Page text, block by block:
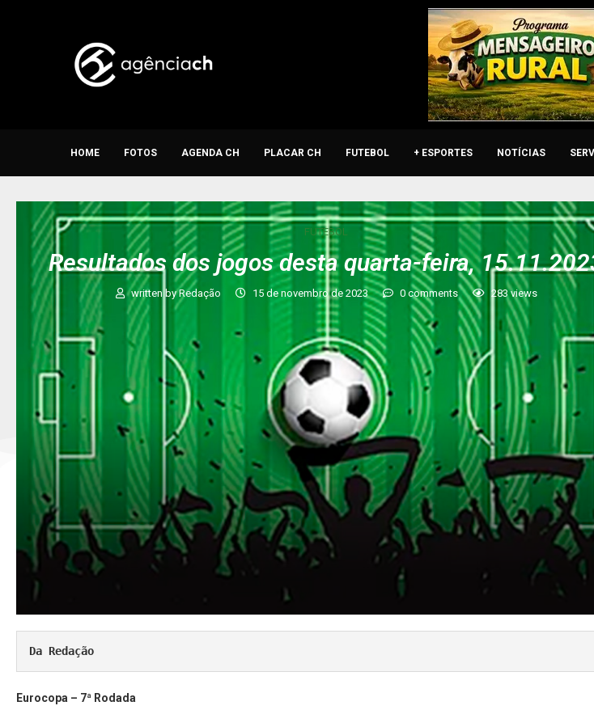
HOME FOTOS AGENDA CH PLACAR CH FUTEBOL + ESPORTES NOTÍCIAS
FUTEBOL
Resultados dos jogos desta quarta-feira,
written byRedação 15 de novembro de 2023 0 comments 283views
Da Redação
Eurocopa – 7ª Rodada